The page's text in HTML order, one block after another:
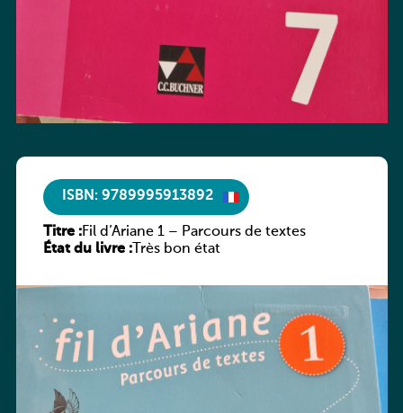
ISBN: 9789995913892
Titre :Fil d’Ariane 1 – Parcours de textes
État du livre :Très bon état